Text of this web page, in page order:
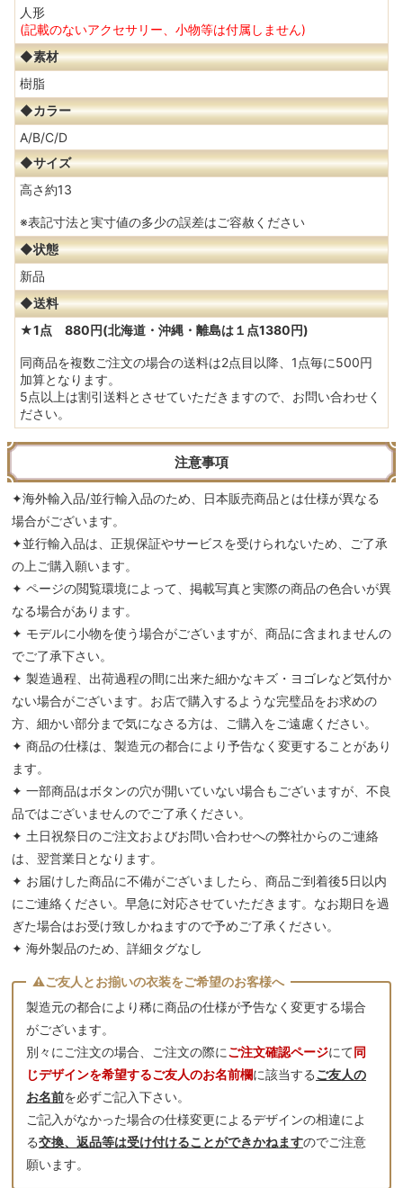
人形
(記載のないアクセサリー、小物等は付属しません)
◆素材
樹脂
◆カラー
A/B/C/D
◆サイズ
高さ約13
※表記寸法と実寸値の多少の誤差はご容赦ください
◆状態
新品
◆送料
★1点 880円(北海道・沖縄・離島は１点1380円)
同商品を複数ご注文の場合の送料は2点目以降、1点毎に500円
加算となります。
5点以上は割引送料とさせていただきますので、お問い合わせく
ださい。
注意事項
✦海外輸入品/並行輸入品のため、日本販売商品とは仕様が異なる
場合がございます。
✦並行輸入品は、正規保証やサービスを受けられないため、ご了承
の上ご購入願います。
✦ ページの閲覧環境によって、掲載写真と実際の商品の色合いが異
なる場合があります。
✦ モデルに小物を使う場合がございますが、商品に含まれませんの
でご了承下さい。
✦ 製造過程、出荷過程の間に出来た細かなキズ・ヨゴレなど気付か
ない場合がございます。お店で購入するような完璧品をお求めの
方、細かい部分まで気になさる方は、ご購入をご遠慮ください。
✦ 商品の仕様は、製造元の都合により予告なく変更することがあり
ます。
✦ 一部商品はボタンの穴が開いていない場合もございますが、不良
品ではございませんのでご了承ください。
✦ 土日祝祭日のご注文およびお問い合わせへの弊社からのご連絡
は、翌営業日となります。
✦ お届けした商品に不備がございましたら、商品ご到着後5日以内
にご連絡ください。早急に対応させていただきます。なお期日を過
ぎた場合はお受け致しかねますので予めご了承ください。
✦ 海外製品のため、詳細タグなし
製造元の都合により稀に商品の仕様が予告なく変更する場合
がございます。
別々にご注文の場合、ご注文の際にご注文確認ページにて同
じデザインを希望するご友人のお名前欄に該当するご友人の
お名前を必ずご記入下さい。
ご記入がなかった場合の仕様変更によるデザインの相違によ
る交換、返品等は受け付けることができかねますのでご注意
願います。